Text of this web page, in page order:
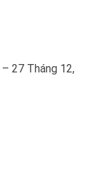
– 27 Tháng 12,